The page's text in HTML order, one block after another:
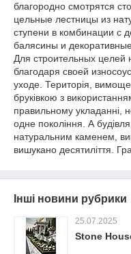
благородно смотрятся
цельные лестницы из
ступени в комбинации с
балясины и
Для строительных
благодаря своей
уходе. Територія,
бруківкою з
правильному укладанні,
одне покоління. А
натуральним каменем,
вишукано десятиліття.
Інші новини рубрики
25.07.2025
Stone